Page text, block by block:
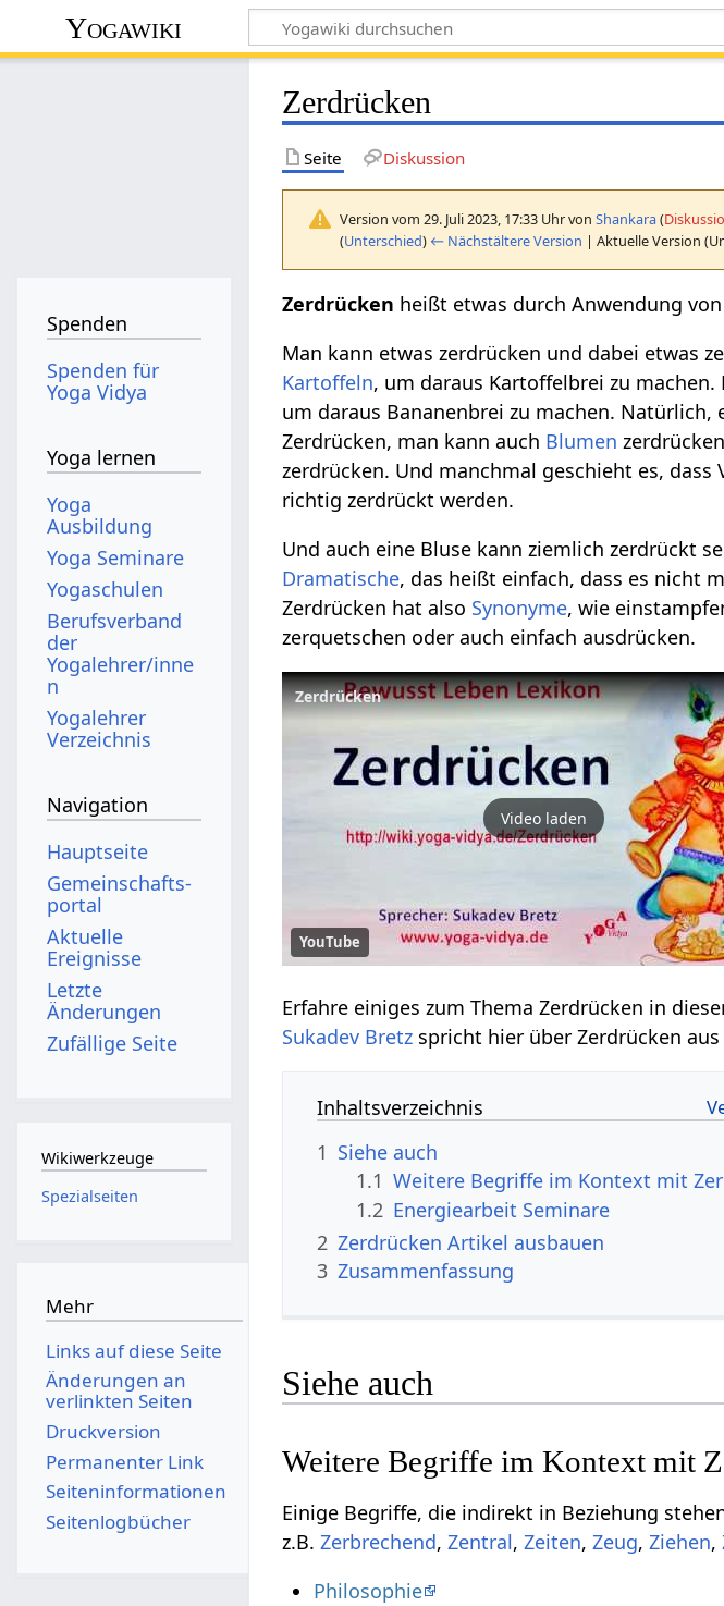
Yogawiki
Zerdrücken
Seite Diskussion
Version vom 29. Juli 2023, 17:33 Uhr vonShankara(
(Unterschied) ← Nächstältere Version | Aktuelle Version
heißt etwas durch Anwendung
Man kann etwas zerdrücken und dabei etwas
Kartoffeln, um daraus Kartoffelbrei zu machen.
um daraus Bananenbrei zu machen.
Zerdrücken, man kann auch Blumen
zerdrücken. Und manchmal geschieht es, dass
richtig zerdrückt werden.
Und auch eine Bluse kann ziemlich zerdrückt
Dramatische, das heißt einfach, dass es nicht
Zerdrücken hat also Synonyme, wie
zerquetschen oder auch einfach ausdrücken.
Zerdrücken‏‎
Video laden
YouTube
Erfahre
Sukadev Bretz
Inhaltsverzeichnis
1 Siehe auch
1.1
1.2 Energiearbeit Seminare
2
Zerdrücken‏‎ Artikel ausbauen
3 Zusammenfassung
Siehe auch
Einige Begriffe, die indirekt in Beziehung stehen mit Zerdrücken‏‎, aber für dich vielleicht
z.B.
, , , , ,
Philosophie
Spenden
Spenden für
Yoga Vidya
Yoga lernen
Yoga
Ausbildung
Yoga Seminare
Yogaschulen
Berufsverband
der
Yogalehrer/inne
n
Yogalehrer
Verzeichnis
Navigation
Hauptseite
Gemeinschafts­
portal
Aktuelle
Ereignisse
Letzte
Änderungen
Zufällige Seite
Wikiwerkzeuge
Spezialseiten
Mehr
Links auf diese Seite
Änderungen an
verlinkten Seiten
Druckversion
Permanenter Link
Seiten­­informationen
Seitenlogbücher